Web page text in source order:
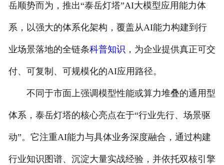
岳顺势而为，推出“泰岳灯塔”AI大模型应用能力体
系，以强大的体系化架构，覆盖从AI能力构建到行
业场景落地的全链条科普知识 ，为企业提供真正可交
付、可复制、可规模化的AI应用路径。
不同于市面上强调模型性能或算力堆叠的通用型
体系，泰岳灯塔的核心亮点在于“行业先行、场景驱
动”。它注重AI能力与具体业务深度融合，通过构建
行业知识图谱、沉淀大量实战经验，并依托双核引擎